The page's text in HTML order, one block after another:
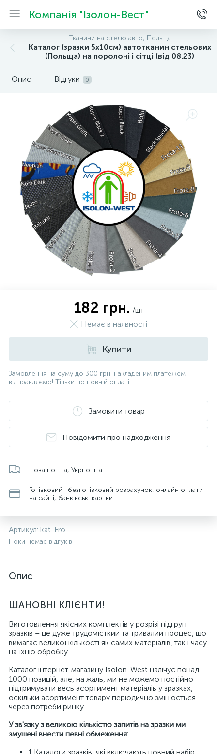
Компанія "Ізолон-Вест"
Тканини на стелю авто, Польща
Каталог (зразки 5х10см) автотканин стельових
(Польща) на поролоні і сітці (від 08.23)
Опис Відгуки 0
182 грн. /шт
Немає в наявності
Купити
Замовлення на суму до 300 грн. накладеним платежем
відправляємо! Тільки по повній оплаті.
Замовити товар
Повідомити про надходження
Нова пошта, Укрпошта
Готівковий і безготівковий розрахунок, онлайн оплати
на сайті, банківські картки
Артикул: kat-Fro
Поки немає відгуків
Опис
ШАНОВНІ КЛІЄНТИ!
Виготовлення якісних комплектів у розрізі підгруп
зразків – це дуже трудомісткий та тривалий процес, що
вимагає великої кількості як самих матеріалів, так і часу
на їхню обробку.
Каталог інтернет-магазину Isolon-West налічує понад
1000 позицій, але, на жаль, ми не можемо постійно
підтримувати весь асортимент матеріалів у зразках,
оскільки асортимент товару періодично змінюється
через потреби ринку.
У зв'язку з великою кількістю запитів на зразки ми
змушені внести певні обмеження:
1 Каталоги зразків, які включають повний набір